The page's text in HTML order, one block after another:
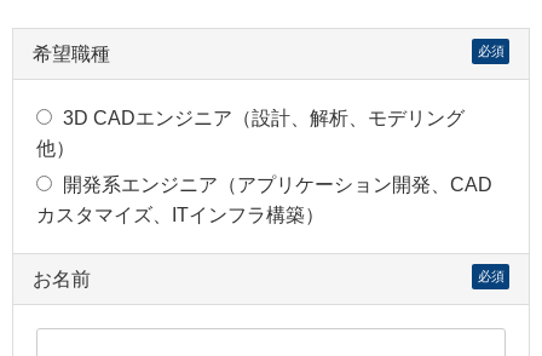
希望職種 必須
3D CADエンジニア（設計、解析、モデリング
他）
開発系エンジニア（アプリケーション開発、CAD
カスタマイズ、ITインフラ構築）
お名前 必須